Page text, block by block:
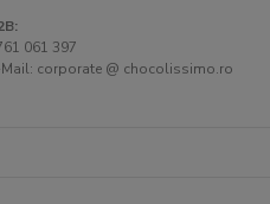
061 397
corporate @ chocolissimo.ro